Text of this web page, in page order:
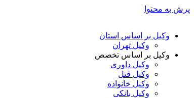
پرش به محتوا
وکیل بر اساس استان
وکیل تهران
وکیل بر اساس تخصص
وکیل داوری
وکیل قتل
وکیل خانواده
وکیل بانکی